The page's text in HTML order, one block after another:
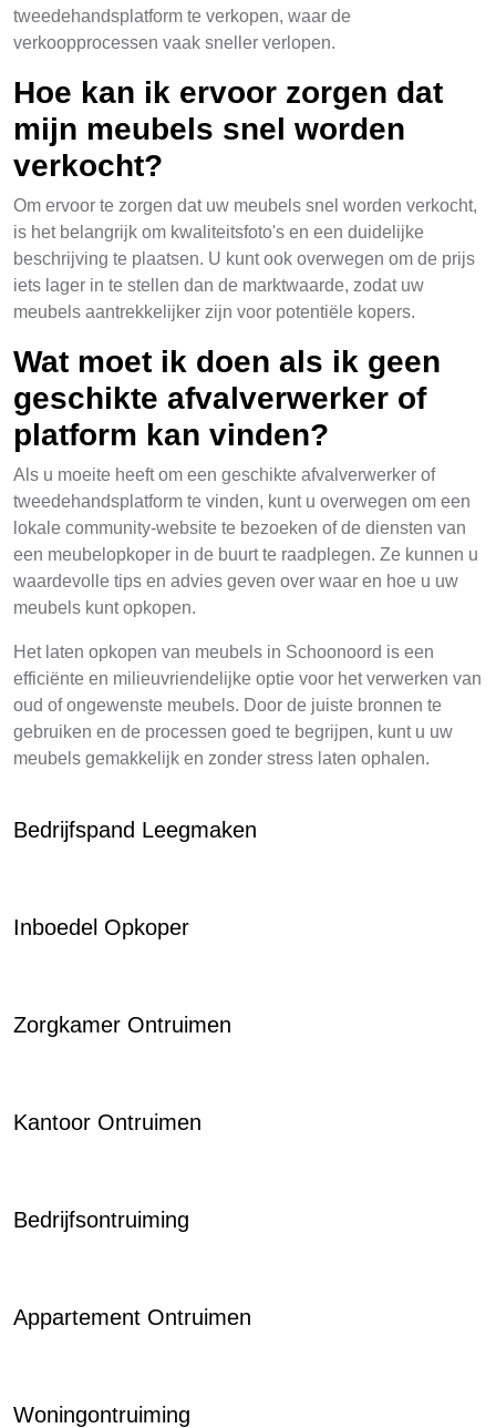
tweedehandsplatform te verkopen, waar de
verkoopprocessen vaak sneller verlopen.
Hoe kan ik ervoor zorgen dat
mijn meubels snel worden
verkocht?
Om ervoor te zorgen dat uw meubels snel worden verkocht,
is het belangrijk om kwaliteitsfoto's en een duidelijke
beschrijving te plaatsen. U kunt ook overwegen om de prijs
iets lager in te stellen dan de marktwaarde, zodat uw
meubels aantrekkelijker zijn voor potentiële kopers.
Wat moet ik doen als ik geen
geschikte afvalverwerker of
platform kan vinden?
Als u moeite heeft om een geschikte afvalverwerker of
tweedehandsplatform te vinden, kunt u overwegen om een
lokale community-website te bezoeken of de diensten van
een meubelopkoper in de buurt te raadplegen. Ze kunnen u
waardevolle tips en advies geven over waar en hoe u uw
meubels kunt opkopen.
Het laten opkopen van meubels in Schoonoord is een
efficiënte en milieuvriendelijke optie voor het verwerken van
oud of ongewenste meubels. Door de juiste bronnen te
gebruiken en de processen goed te begrijpen, kunt u uw
meubels gemakkelijk en zonder stress laten ophalen.
Bedrijfspand Leegmaken
Inboedel Opkoper
Zorgkamer Ontruimen
Kantoor Ontruimen
Bedrijfsontruiming
Appartement Ontruimen
Woningontruiming